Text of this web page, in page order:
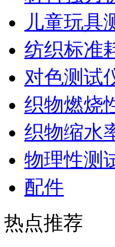
儿童玩具
纺织标准
对色测试
织物燃烧
织物缩水
物理性测
配件
热点推荐